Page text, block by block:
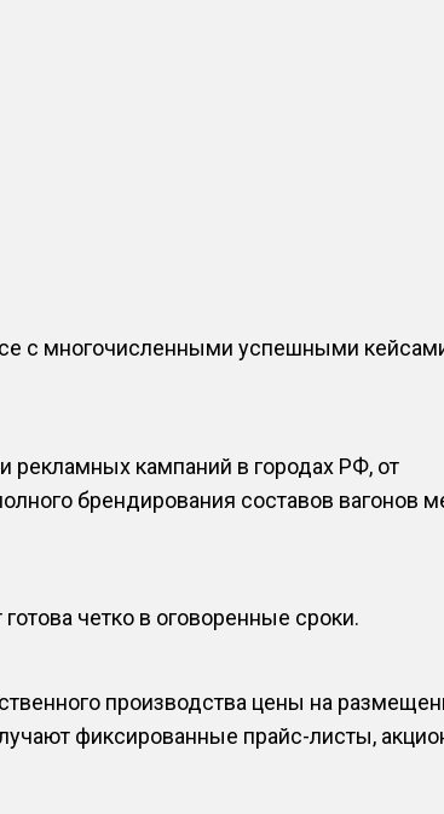
с многочисленными успешными
кампаний в городах РФ, от
брендирования составов вагонов
четко в оговоренные сроки.
производства цены на
фиксированные прайс-листы,